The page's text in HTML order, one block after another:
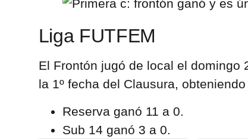
Liga FUTFEM
El Frontón jugó de local el domingo
la 1º fecha del Clausura,
Reserva ganó 11 a 0.
Sub 14 ganó 3 a 0.